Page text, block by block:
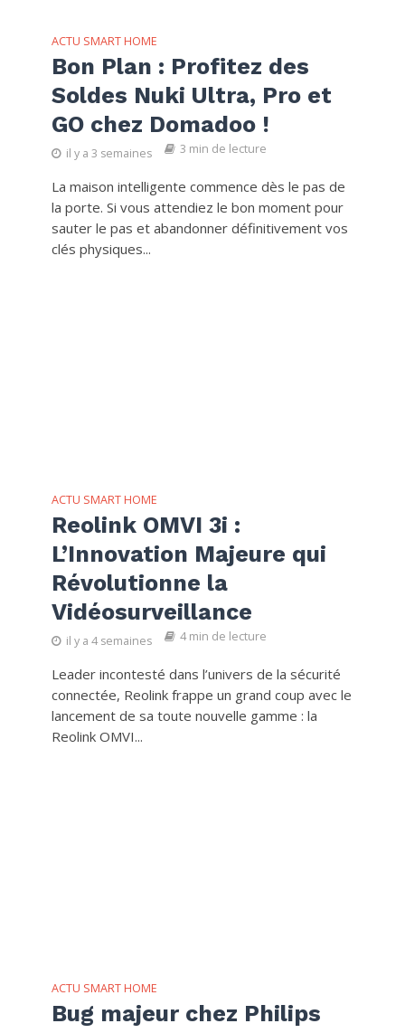
ACTU SMART HOME
Bon Plan : Profitez des
Soldes Nuki Ultra, Pro et
GO chez Domadoo !
il y a 3 semaines 3 min de lecture
La maison intelligente commence dès le pas de
la porte. Si vous attendiez le bon moment pour
sauter le pas et abandonner définitivement vos
clés physiques...
ACTU SMART HOME
Reolink OMVI 3i :
L’Innovation Majeure qui
Révolutionne la
Vidéosurveillance
il y a 4 semaines 4 min de lecture
Leader incontesté dans l’univers de la sécurité
connectée, Reolink frappe un grand coup avec le
lancement de sa toute nouvelle gamme : la
Reolink OMVI...
ACTU SMART HOME
Bug majeur chez Philips